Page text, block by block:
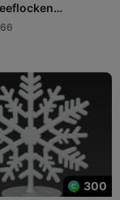
Baumschmuck
300